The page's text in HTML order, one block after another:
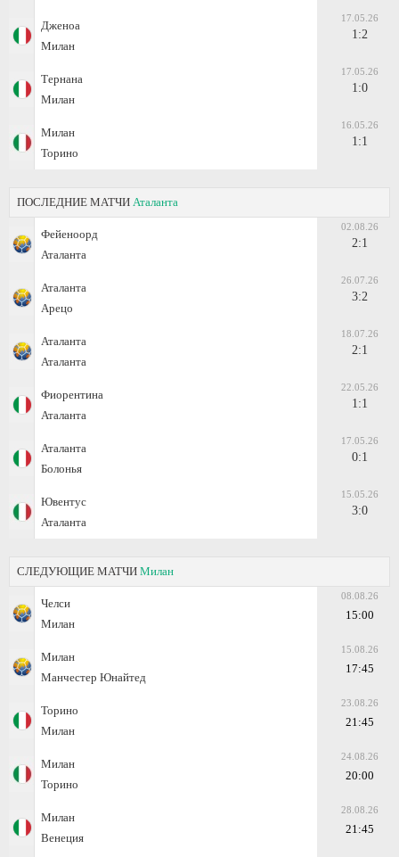
Дженоа
Милан
17.05.26
1:2
Тернана
Милан
17.05.26
1:0
Милан
Торино
16.05.26
1:1
ПОСЛЕДНИЕ МАТЧИ Аталанта
Фейеноорд
Аталанта
02.08.26
2:1
Аталанта
Арецо
26.07.26
3:2
Аталанта
Аталанта
18.07.26
2:1
Фиорентина
Аталанта
22.05.26
1:1
Аталанта
Болонья
17.05.26
0:1
Ювентус
Аталанта
15.05.26
3:0
СЛЕДУЮЩИЕ МАТЧИ Милан
Челси
Милан
08.08.26
15:00
Милан
Манчестер Юнайтед
15.08.26
17:45
Торино
Милан
23.08.26
21:45
Милан
Торино
24.08.26
20:00
Милан
Венеция
28.08.26
21:45